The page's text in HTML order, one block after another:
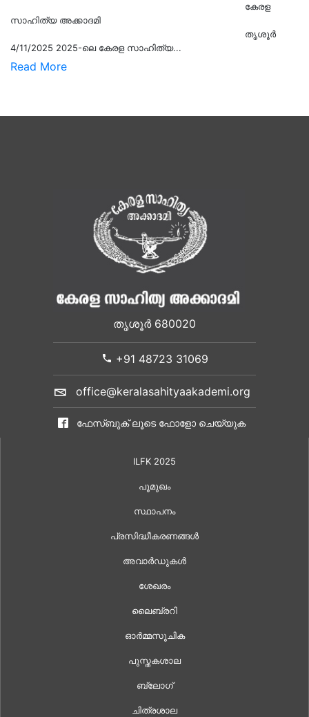
കേരള
സാഹിത്യ അക്കാദമി
തൃശൂര്‍
4/11/2025 2025-ലെ കേരള സാഹിത്യ...
Read More
തൃശൂർ 680020
+91 48723 31069
office@keralasahityaakademi.org
ഫേസ്ബുക് ലൂടെ ഫോളോ ചെയ്യുക
ILFK 2025
പൂമുഖം
സ്ഥാപനം
പ്രസിദ്ധീകരണങ്ങൾ
അവാർഡുകൾ
ശേഖരം
ലൈബ്രറി
ഓർമ്മസൂചിക
പുസ്തകശാല
ബ്ലോഗ്
ചിത്രശാല